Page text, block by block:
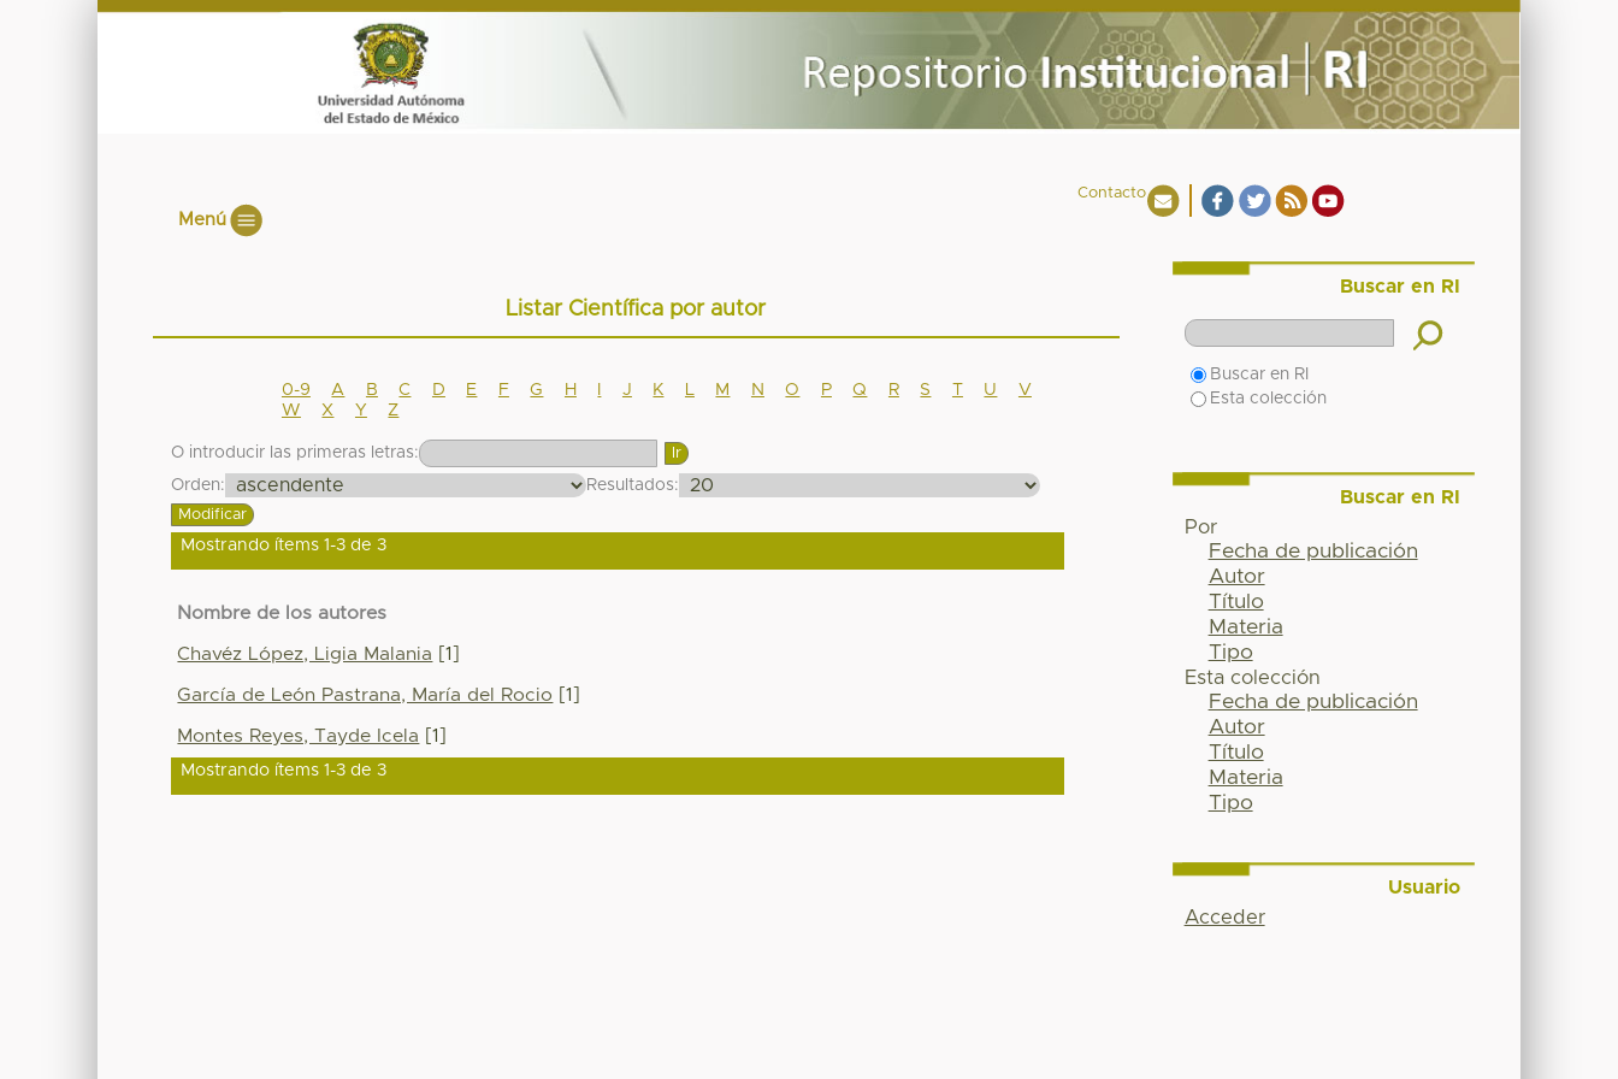
Contacto
Menú
Listar Científica por autor
0-9 A B C D E F G H J K M N O P Q R S T U
V
W
X Y Z
O introducir las primeras letras:
Orden:
Resultados:
Mostrando ítems 1-3 de 3
Nombre de los autores
Chavéz López, Ligia Malania [1]
García de León Pastrana, María del Rocio [1]
Montes Reyes, Tayde Icela [1]
Mostrando ítems 1-3 de 3
Buscar en RI
Buscar en RI
Esta colección
Buscar en RI
Por
Fecha de publicación
Autor
Título
Materia
Tipo
Esta colección
Fecha de publicación
Autor
Título
Materia
Tipo
Usuario
Acceder